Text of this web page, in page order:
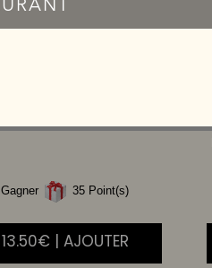
Gagner 35 Point(s)
13.50€ | AJOUTER